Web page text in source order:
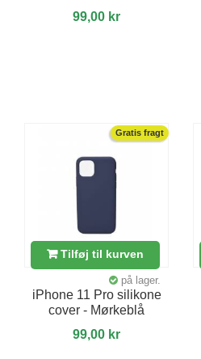
99,00 kr
Gratis fragt
Tilføj til kurven
på lager.
iPhone 11 Pro silikone
cover - Mørkeblå
99,00 kr